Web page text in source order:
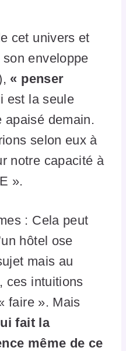
cet univers et
enveloppe
« penser
est la seule
apaisé demain.
selon eux à
notre capacité à
».
: Cela peut
hôtel ose
mais au
ces intuitions
faire ». Mais
fait la
même de ce